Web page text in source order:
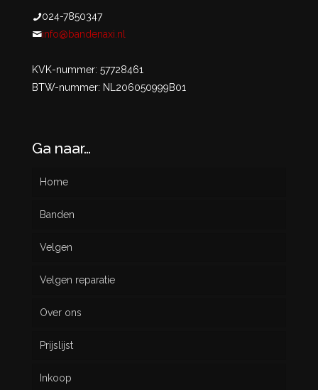
024-7850347
info@bandenaxi.nl
KVK-nummer: 57728461
BTW-nummer: NL206050999B01
Ga naar…
Home
Banden
Nieuw
Gebruikt
Velgen
Velgen reparatie
Over ons
Prijslijst
Inkoop